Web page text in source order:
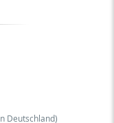
Deutschland)